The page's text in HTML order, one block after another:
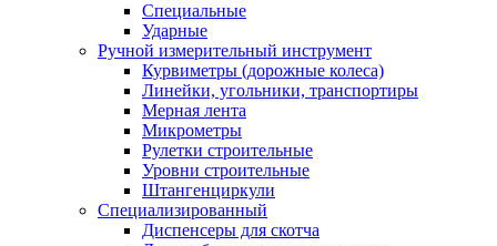
Специальные
Ударные
Ручной измерительный инструмент
Курвиметры (дорожные колеса)
Линейки, угольники, транспортиры
Мерная лента
Микрометры
Рулетки строительные
Уровни строительные
Штангенциркули
Специализированный
Диспенсеры для скотча